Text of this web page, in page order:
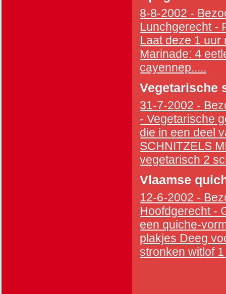
8-8-2002 -
Lunchgerecht -
Laat deze 1 uur
Marinade: 4
cayennep.....
Vegetarische
31-7-2002 -
- Vegetarische
die in een deel
SCHNITZELS
vegetarisch 2
Vlaamse
12-6-2002 -
Hoofdgerecht -
een quiche-
plakjes Deeg
stronken witlof 1